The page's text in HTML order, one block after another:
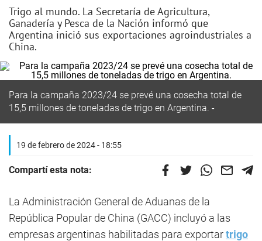
Trigo al mundo. La Secretaría de Agricultura,
Ganadería y Pesca de la Nación informó que
Argentina inició sus exportaciones agroindustriales a
China.
Para la campaña 2023/24 se prevé una cosecha total de
15,5 millones de toneladas de trigo en Argentina.
19 de febrero de 2024 - 18:55
Compartí esta nota:
La Administración General de Aduanas de la
República Popular de China (GACC) incluyó a las
empresas argentinas habilitadas para exportartrigo